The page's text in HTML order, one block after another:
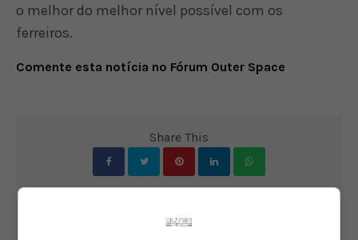
o melhor do melhor nível possível com os
ferreiros.
Comente esta notícia no Fórum Outer Space
Share This
PREVIOUS ARTICLE